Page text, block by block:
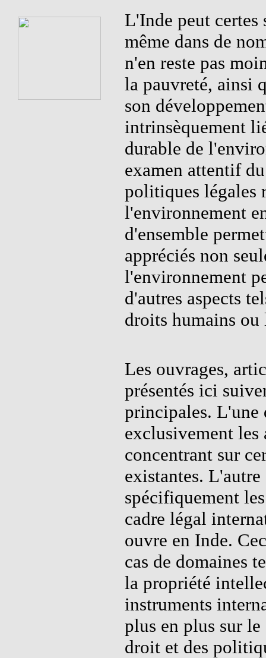
L'Inde peut certes
même dans de
n'en reste pas
la pauvreté, ainsi
son
intrinsèquement
durable de
examen attentif
politiques légales
l'environnement
d'ensemble
appréciés non
l'environnement
d'autres aspects
droits humains
Les ouvrages,
présentés ici
principales. L'une
exclusivement les
concentrant sur
existantes.
spécifiquement
cadre légal
ouvre en Inde.
cas de domaines
la propriété
instruments
plus en plus sur
droit et des